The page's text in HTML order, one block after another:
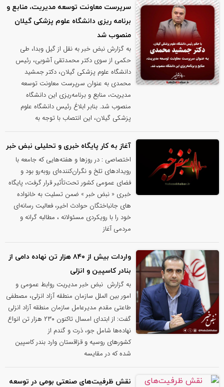
سرپرست معاونت توسعه مدیریت، منابع و
برنامه ریزی دانشگاه علوم پزشکی گیلان
منصوب شد
به گزارش نبض خبر به نقل از گیل وبدا، طی
حکمی از سوی دکتر محمدتقی آشوبی، رئیس
دانشگاه علوم پزشکی گیلان، دکتر جمشید
محمدی به عنوان سرپرست معاونت توسعه
مدیریت، منابع و برنامه‌ریزی این دانشگاه
منصوب شد. بنابر ابلاغ رئیس دانشگاه علوم
پزشکی گیلان، این انتصاب با توجه به
آغاز به کار پایگاه خبری و تحلیلی نبض خبر
اختصاصی : در روزها و هفته‌هایی که جامعه با
رویدادهای تلخ و نگران‌کننده‌ای روبه‌رو بود و
فضای عمومی کشور تحت‌تأثیر قرار گرفت، پایگاه
خبری « نبض خبر » ضمن تسلیت به خانواده
های جانباختگان حوادث اخیر، فعالیت رسانه‌ای
خود را با رویکردی مسئولانه ، مطالبه گرانه و
مردمی آغاز
واردات بیش از ۸۴۰ هزار تن نهاده دامی از
بنادر كاسپین و انزلی
به گزارش نبض خبر مدیریت روابط عمومی و
امور بین الملل سازمان منطقه آزاد انزلی، مصطفی
طاعتی مقدم مدیرعامل سازمان منطقه آزاد انزلی
گفت: از ابتدای امسال تاکنون ۲۳۰ هزار تن انواع
نهاده‌ها شامل جو، ذرت و گندم از
کشورهای روسیه و قزاقستان وارد بندر کاسپین
شده که در مقایسه
نقش ظرفیت‌های صنعتی بومی در توسعه